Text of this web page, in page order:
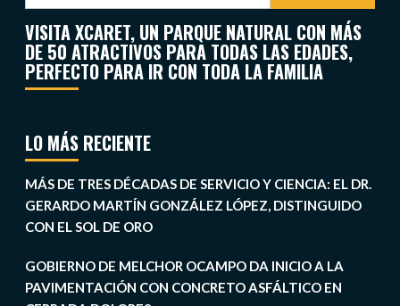
VISITA XCARET, UN PARQUE NATURAL CON MÁS
DE 50 ATRACTIVOS PARA TODAS LAS EDADES,
PERFECTO PARA IR CON TODA LA FAMILIA
LO MÁS RECIENTE
MÁS DE TRES DÉCADAS DE SERVICIO Y CIENCIA: EL DR.
GERARDO MARTÍN GONZÁLEZ LÓPEZ, DISTINGUIDO
CON EL SOL DE ORO
GOBIERNO DE MELCHOR OCAMPO DA INICIO A LA
PAVIMENTACIÓN CON CONCRETO ASFÁLTICO EN